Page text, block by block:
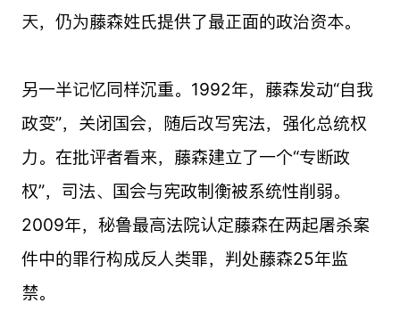
天，仍为藤森姓氏提供了最正面的政治资本。
另一半记忆同样沉重。1992年，藤森发动“自我
政变”，关闭国会，随后改写宪法，强化总统权
力。在批评者看来，藤森建立了一个“专断政
权”，司法、国会与宪政制衡被系统性削弱。
2009年，秘鲁最高法院认定藤森在两起屠杀案
件中的罪行构成反人类罪，判处藤森25年监
禁。